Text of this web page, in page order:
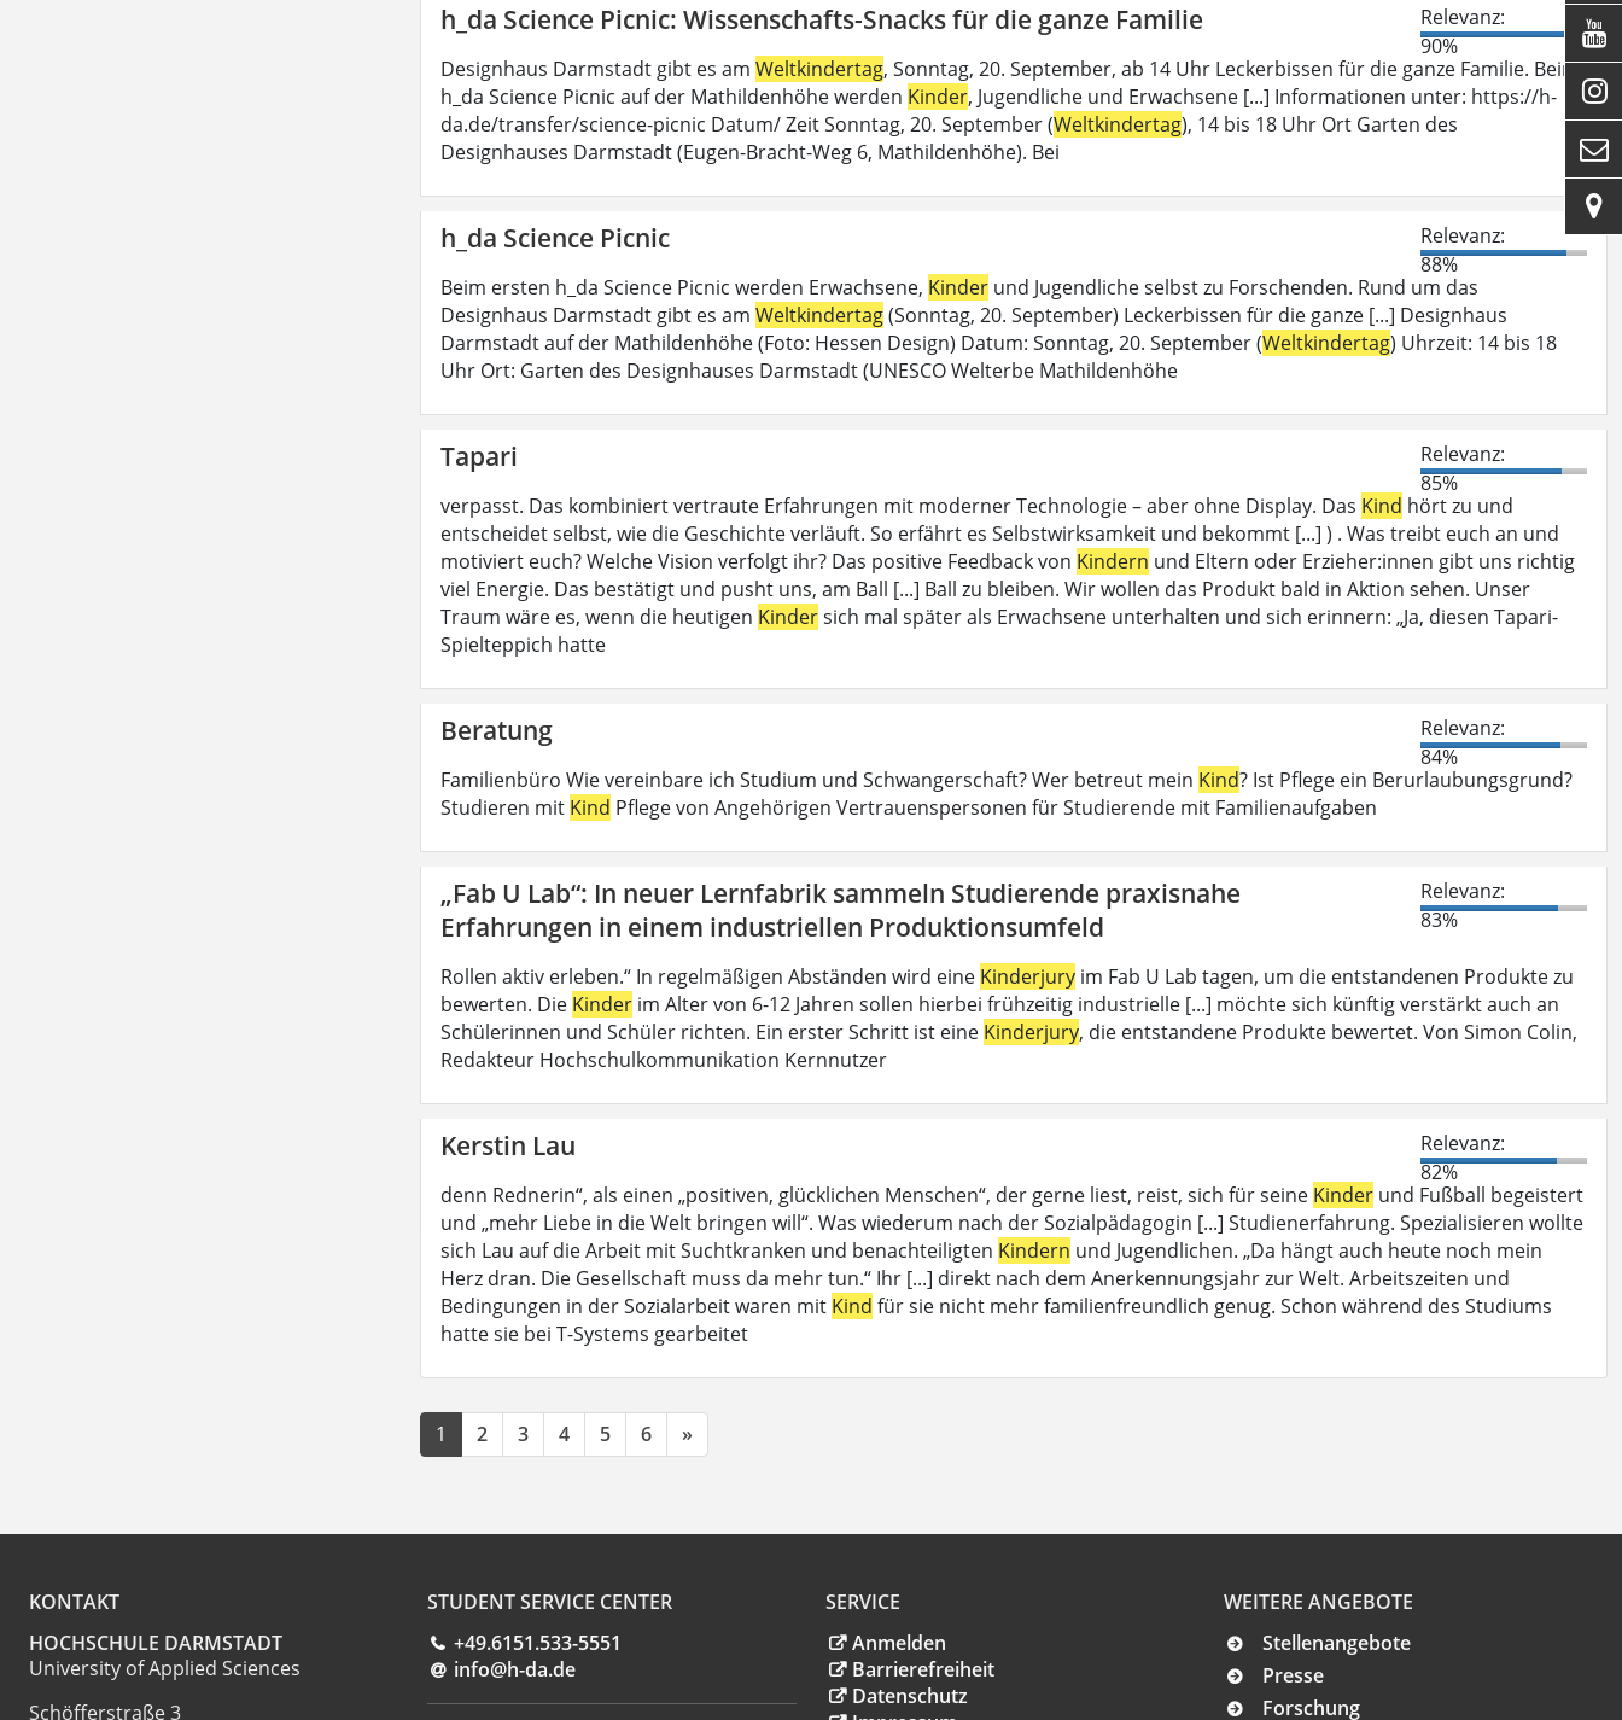
h_da Science Picnic: Wissenschafts-Snacks für die ganze Familie
Relevanz:
90%
Designhaus Darmstadt gibt es am Weltkindertag, Sonntag, 20. September, ab 14 Uhr Leckerbissen für die ganze Familie. Beim
h_da Science Picnic auf der Mathildenhöhe werden Kinder, Jugendliche und Erwachsene [...] Informationen unter: https://h-
da.de/transfer/science-picnic Datum/ Zeit Sonntag, 20. September (Weltkindertag), 14 bis 18 Uhr Ort Garten des
Designhauses Darmstadt (Eugen-Bracht-Weg 6, Mathildenhöhe). Bei
h_da Science Picnic
Relevanz:
88%
Beim ersten h_da Science Picnic werden Erwachsene, Kinder und Jugendliche selbst zu Forschenden. Rund um das
Designhaus Darmstadt gibt es am Weltkindertag(Sonntag, 20. September) Leckerbissen für die ganze [...] Designhaus
Darmstadt auf der Mathildenhöhe (Foto: Hessen Design) Datum: Sonntag, 20. September (Weltkindertag) Uhrzeit: 14 bis 18
Uhr Ort: Garten des Designhauses Darmstadt (UNESCO Welterbe Mathildenhöhe
Tapari
Relevanz:
85%
verpasst. Das kombiniert vertraute Erfahrungen mit moderner Technologie – aber ohne Display. Das Kind hört zu und
entscheidet selbst, wie die Geschichte verläuft. So erfährt es Selbstwirksamkeit und bekommt [...] ) . Was treibt euch an und
motiviert euch? Welche Vision verfolgt ihr? Das positive Feedback von Kindern und Eltern oder Erzieher:innen gibt uns richtig
viel Energie. Das bestätigt und pusht uns, am Ball [...] Ball zu bleiben. Wir wollen das Produkt bald in Aktion sehen. Unser
Traum wäre es, wenn die heutigen Kindersich mal später als Erwachsene unterhalten und sich erinnern: „Ja, diesen Tapari-
Spielteppich hatte
Beratung
Relevanz:
84%
Familienbüro Wie vereinbare ich Studium und Schwangerschaft? Wer betreut mein Kind? Ist Pflege ein Berurlaubungsgrund?
Studieren mit Kind Pflege von Angehörigen Vertrauenspersonen für Studierende mit Familienaufgaben
„Fab U Lab“: In neuer Lernfabrik sammeln Studierende praxisnahe
Erfahrungen in einem industriellen Produktionsumfeld
Relevanz:
83%
Rollen aktiv erleben.“ In regelmäßigen Abständen wird eine Kinderjury im Fab U Lab tagen, um die entstandenen Produkte zu
bewerten. Die Kinder im Alter von 6-12 Jahren sollen hierbei frühzeitig industrielle [...] möchte sich künftig verstärkt auch an
Schülerinnen und Schüler richten. Ein erster Schritt ist eine Kinderjury, die entstandene Produkte bewertet. Von Simon Colin,
Redakteur Hochschulkommunikation Kernnutzer
Kerstin Lau
Relevanz:
82%
denn Rednerin“, als einen „positiven, glücklichen Menschen“, der gerne liest, reist, sich für seine Kinder und Fußball begeistert
und „mehr Liebe in die Welt bringen will“. Was wiederum nach der Sozialpädagogin [...] Studienerfahrung. Spezialisieren wollte
sich Lau auf die Arbeit mit Suchtkranken und benachteiligten Kindern und Jugendlichen. „Da hängt auch heute noch mein
Herz dran. Die Gesellschaft muss da mehr tun.“ Ihr [...] direkt nach dem Anerkennungsjahr zur Welt. Arbeitszeiten und
Bedingungen in der Sozialarbeit waren mit Kind für sie nicht mehr familienfreundlich genug. Schon während des Studiums
hatte sie bei T-Systems gearbeitet
1 2 3 4 5 6 »
KONTAKT
HOCHSCHULE DARMSTADT
University of Applied Sciences
Schöfferstraße 3
STUDENT SERVICE CENTER
+49.6151.533-5551
info@h-da.de
SERVICE
Anmelden
Barrierefreiheit
Datenschutz
WEITERE ANGEBOTE
Stellenangebote
Presse
Forschung



